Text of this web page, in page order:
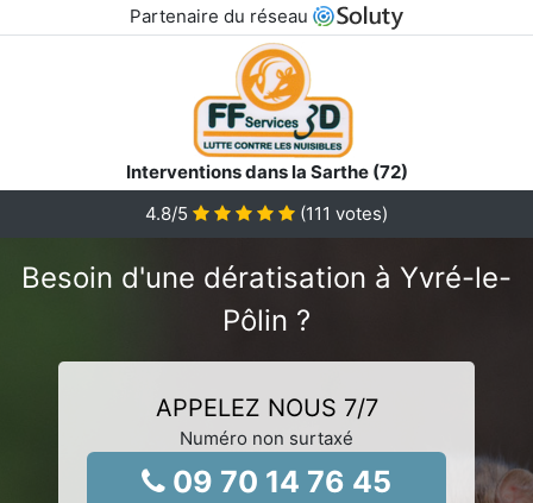
Partenaire du réseau
Interventions dans la Sarthe (72)
4.8/5 (111 votes)
Besoin d'une dératisation à Yvré-le-
Pôlin ?
APPELEZ NOUS 7/7
Numéro non surtaxé
09 70 14 76 45